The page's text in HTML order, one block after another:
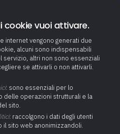
Newsletter
energetico e l’uso
cookie vuoi attivare.
internet vengono generati due
alcuni sono indispensabili
servizio, altri non sono essenziali
se attivarli o non attivarli.
: sono essenziali per lo
delle operazioni strutturali e la
sito.
: raccolgono i dati degli utenti
il sito web anonimizzandoli.